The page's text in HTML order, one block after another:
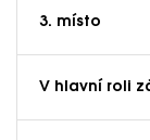
3. místo
V hlavní roli